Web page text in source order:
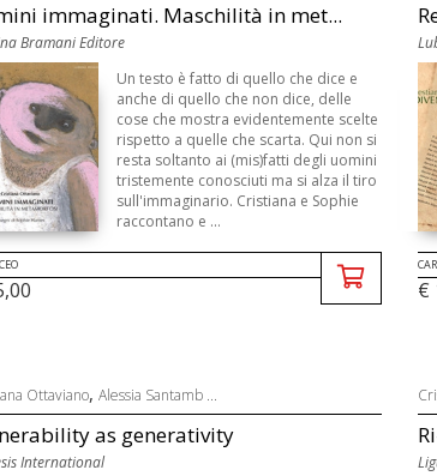
immaginati. Maschilità in met...
Bramani Editore
Un testo è fatto di quello che dice e
anche di quello che non dice, delle
cose che mostra evidentemente scelte
rispetto a quelle che scarta. Qui non si
resta soltanto ai (mis)fatti degli uomini
tristemente conosciuti ma si alza il tiro
sull'immaginario. Cristiana e Sophie
raccontano e ...
€
Ottaviano, Alessia Santamb ...
as generativity
International